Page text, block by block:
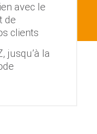
avec le
de
clients
jusqu’à la